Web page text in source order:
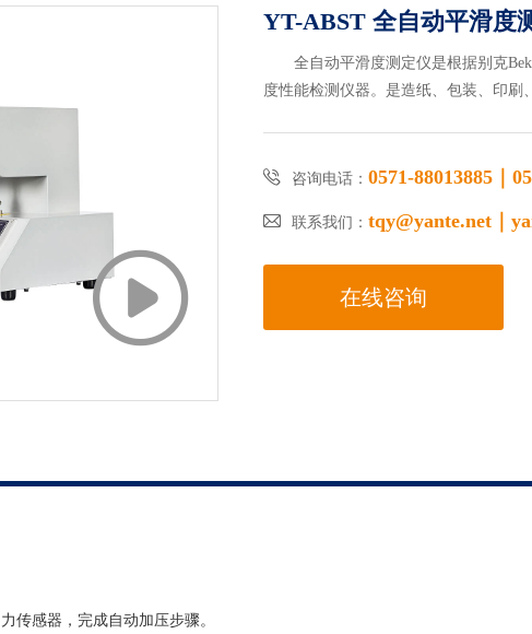

YT-ABST 全自动平滑度
全自动平滑度测定仪是根据别克
度性能检测仪器。是造纸、包装、印刷
 咨询电话： 0571-88013885｜
 联系我们： tqy@yante.net｜
在线咨询
传感器，完成自动加压步骤。